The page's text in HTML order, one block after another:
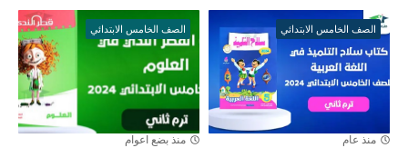
الصف الخامس الابتدائي
منذ عام
الصف الخامس الابتدائي
منذ بضع اعوام